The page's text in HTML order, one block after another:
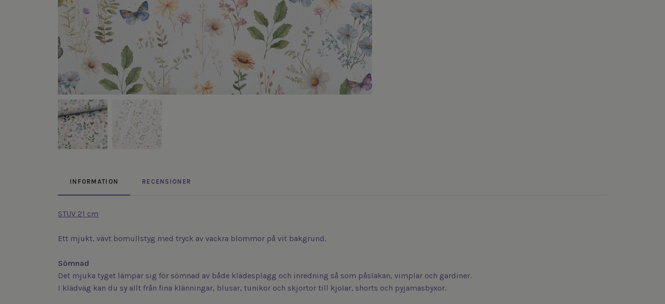
INFORMATION RECENSIONER
STUV 21 cm
Ett mjukt, vävt bomullstyg med tryck av vackra blommor på vit bakgrund.
Sömnad
Det mjuka tyget lämpar sig för sömnad av både klädesplagg och inredning så som påslakan, vimplar och gardiner.
I klädväg kan du sy allt från fina klänningar, blusar, tunikor och skjortor till kjolar, shorts och pyjamasbyxor.